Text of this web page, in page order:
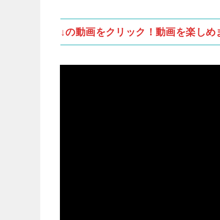
↓の動画をクリック！動画を楽しめ